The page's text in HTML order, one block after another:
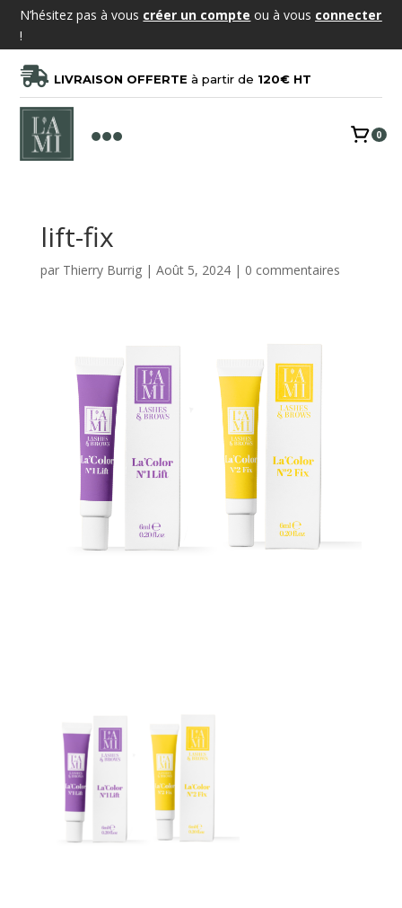
N’hésitez pas à vous créer un compte ou à vous connecter
!
 LIVRAISON OFFERTE à partir de 120€ HT
 0
lift-fix
par Thierry Burrig| Août 5, 2024| 0 commentaires